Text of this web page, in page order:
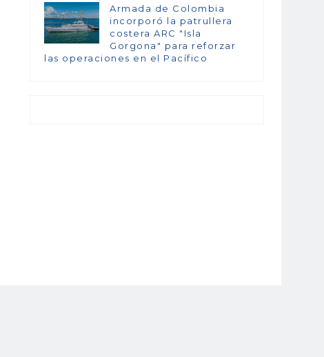
Armada de Colombia
incorporó la patrullera
costera ARC "Isla
Gorgona" para reforzar
las operaciones en el Pacífico